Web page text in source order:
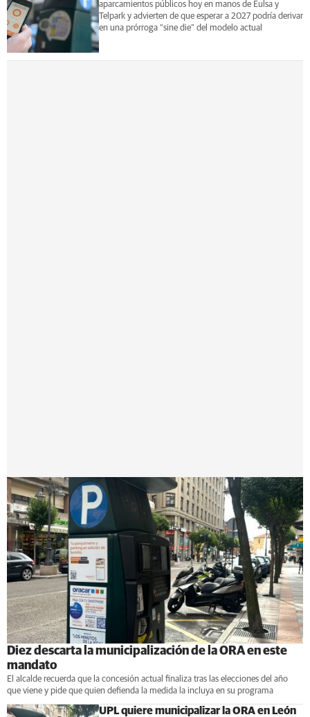
aparcamientos públicos hoy en manos de Eulsa y
Telpark y advierten de que esperar a 2027 podría derivar
en una prórroga “sine die” del modelo actual
Diez descarta la municipalización de la ORA en este
mandato
El alcalde recuerda que la concesión actual finaliza tras las elecciones del año
que viene y pide que quien defienda la medida la incluya en su programa
UPL quiere municipalizar la ORA en León